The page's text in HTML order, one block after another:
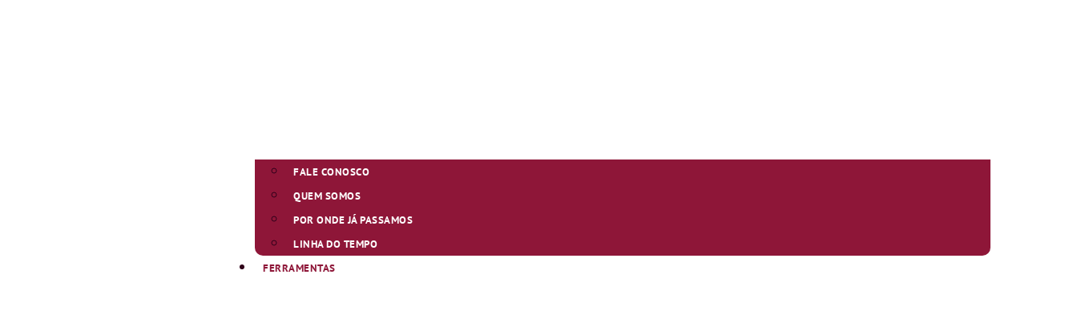
FALE CONOSCO
QUEM SOMOS
POR ONDE JÁ PASSAMOS
LINHA DO TEMPO
FERRAMENTAS